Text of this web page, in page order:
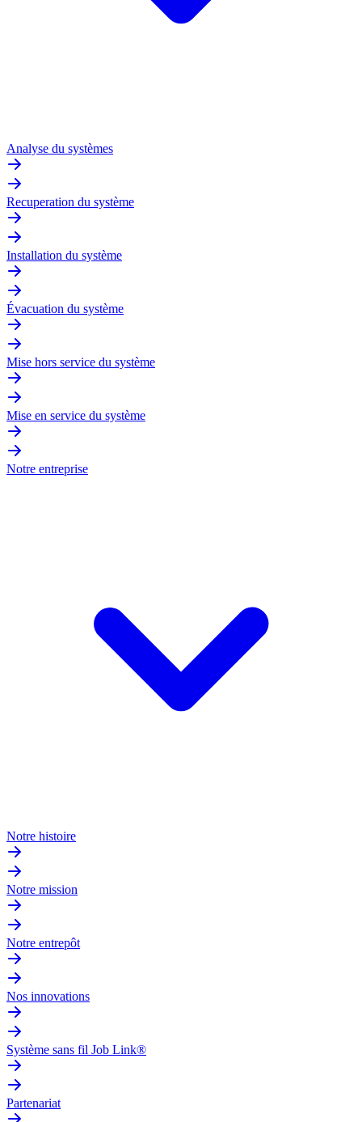
Analyse du systèmes
Recuperation du système
Installation du système
Évacuation du système
Mise hors service du système
Mise en service du système
Notre entreprise
Notre histoire
Notre mission
Notre entrepôt
Nos innovations
Système sans fil Job Link®
Partenariat